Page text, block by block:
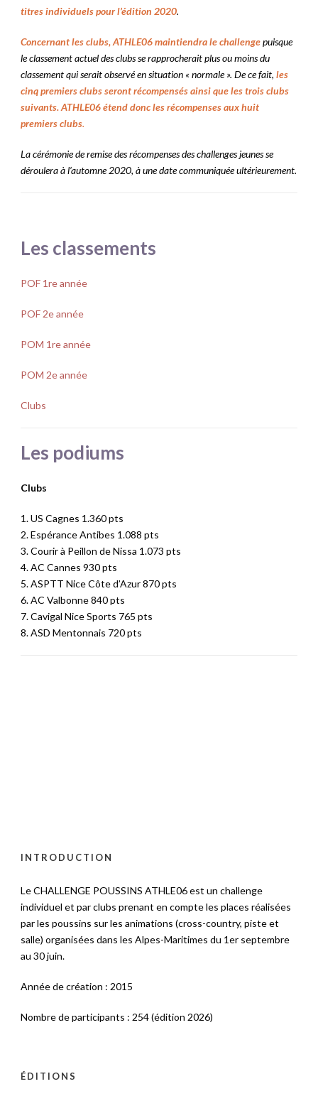
titres individuels pour l’édition 2020.
Concernant les clubs, ATHLE06 maintiendra le challengepuisque
le classement actuel des clubs se rapprocherait plus ou moins du
classement qui serait observé en situation « normale ». De ce fait, les
cinq premiers clubs seront récompensés ainsi que les trois clubs
suivants. ATHLE06 étend donc les récompenses aux huit
premiers clubs.
La cérémonie de remise des récompenses des challenges jeunes se
déroulera à l’automne 2020, à une date communiquée ultérieurement.
Les classements
POF 1re année
POF 2e année
POM 1re année
POM 2e année
Clubs
Les podiums
Clubs
1. US Cagnes 1.360 pts
2. Espérance Antibes 1.088 pts
3. Courir à Peillon de Nissa 1.073 pts
4. AC Cannes 930 pts
5. ASPTT Nice Côte d’Azur 870 pts
6. AC Valbonne 840 pts
7. Cavigal Nice Sports 765 pts
8. ASD Mentonnais 720 pts
INTRODUCTION
Le CHALLENGE POUSSINS ATHLE06 est un challenge
individuel et par clubs prenant en compte les places réalisées
par les poussins sur les animations (cross-country, piste et
salle) organisées dans les Alpes-Maritimes du 1er septembre
au 30 juin.
Année de création : 2015
Nombre de participants : 254 (édition 2026)
ÉDITIONS